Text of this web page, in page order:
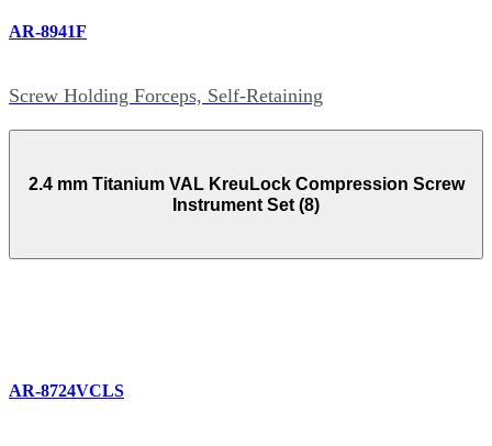
AR-8941F
Screw Holding Forceps, Self-Retaining
2.4 mm Titanium VAL KreuLock Compression Screw
Instrument Set (8)
AR-8724VCLS